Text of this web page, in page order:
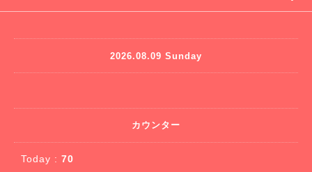
2026.08.09 Sunday
カウンター
Today : 70